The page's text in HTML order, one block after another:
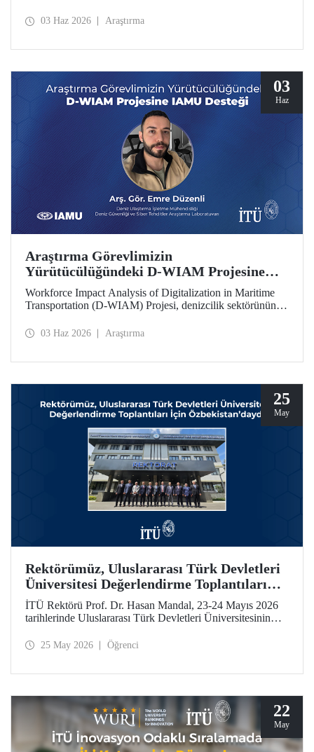
Avrupa desteği kazandı. Bu projeyle İTÜ ARC’nin hava
03 Haz 2026 Araştırma
03
Haz
Araştırma Görevlimizin
Yürütücülüğündeki D-WIAM Projesine
IAMU Desteği
Workforce Impact Analysis of Digitalization in Maritime
Transportation (D-WIAM) Projesi, denizcilik sektörünün
Uluslararası Denizcilik Üniversiteleri Birliği (IAMU)
araştırmacısı Emre Düzenli yürütecek.
03 Haz 2026 Araştırma
25
May
Rektörümüz, Uluslararası Türk Devletleri
Üniversitesi Değerlendirme Toplantıları
İçin Özbekistan’daydı
İTÜ Rektörü Prof. Dr. Hasan Mandal, 23-24 Mayıs 2026
tarihlerinde Uluslararası Türk Devletleri Üniversitesinin
25 May 2026 Öğrenci
22
May